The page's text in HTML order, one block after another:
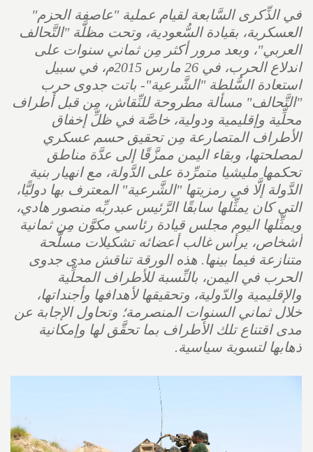
في الذِّكرى السَّابعة لقيام عملية "عاصفة الحزم"
العسكرية، بقيادة السُّعودية، وتحت مظلَّة "التَّحالف
العربي"، وبعد مرور أكثر مِن ثماني سنوات على
اندلاع الحرب، في 26 مارس 2015م، في سبيل
استعادة السُّلطة "الشَّرعية"- باتت جدوى حرب
"التَّحالف" مسألة مطروحة للنِّقاش، مِن قبل أطراف
محلِّية وإقليمية ودولية، خاصَّة في ظلِّ إخفاق
الأطراف المتصارعة مِن تحقيق حسم عسكري
لمصلحتها، وبقاء اليمن ممزَّقًا إلى عدَّة مناطق
تحكمها مليشيا متمرِّدة على الدَّولة، مع انهيار بنية
الدَّولة إلَّا في رمزيتها "الشَّرعية" المعترف بها دوليًّا،
التي كان يمثِّلها سابقًا الرَّئيس عبدربِّه منصور هادي،
ويمثِّلها اليوم مجلس قيادة رئاسي مكوَّن مِن ثمانية
أشخاص، يرأس غالب أعضائه تشكيلات مسلَّحة
متنازعة فيما بينها. هذه الورقة تناقش مدى جدوى
الحرب في اليمن، بالنِّسبة للأطراف المحلِّية
والإقليمية والدّولية، وتحقيقها لأهدافها وأجنداتها،
خلال ثماني السنوات المنصرمة؛ وتحاول الإجابة عن
مدى اقتناع تلك الأطراف بما تحقَّق لها وإمكانية
ذهابها لتسوية سياسية.